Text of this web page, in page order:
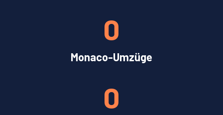
Monaco-Umzüge
0
0